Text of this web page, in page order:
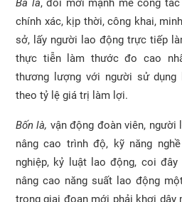
Ba là, đổi mới mạnh mẽ công
chính xác, kịp thời, công khai,
sở, lấy người lao động trực tiếp
thực tiễn làm thước đo cao
thương lượng với người sử
theo tỷ lệ giá trị làm lợi.
Bốn là, vận động đoàn viên,
nâng cao trình độ, kỹ năng
nghiệp, kỷ luật lao động, coi
nâng cao năng suất lao động
trong giai đoạn mới phải khơi dậy